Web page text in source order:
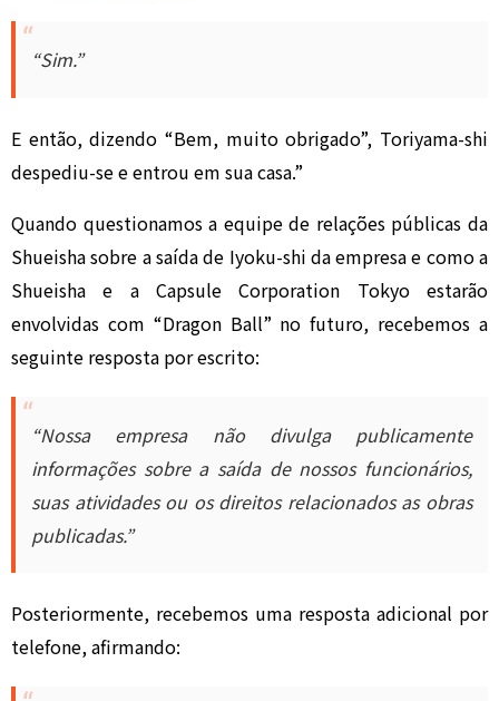
“Sim.”
E então, dizendo “Bem, muito obrigado”, Toriyama-shi
despediu-se e entrou em sua casa.”
Quando questionamos a equipe de relações públicas da
Shueisha sobre a saída de Iyoku-shi da empresa e como a
Shueisha e a Capsule Corporation Tokyo estarão
envolvidas com “Dragon Ball” no futuro, recebemos a
seguinte resposta por escrito:
“Nossa empresa não divulga publicamente
informações sobre a saída de nossos funcionários,
suas atividades ou os direitos relacionados as obras
publicadas.”
Posteriormente, recebemos uma resposta adicional por
telefone, afirmando: